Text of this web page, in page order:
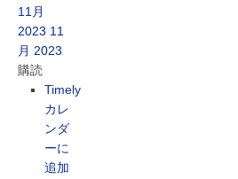
11月
2023 11
月 2023
購読
Timely
カレ
ンダ
ーに
追加